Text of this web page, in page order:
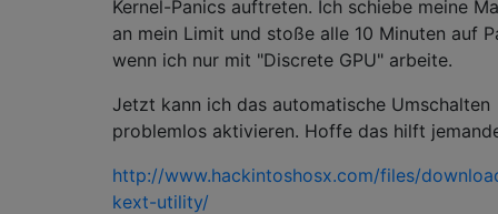
Kernel-Panics auftreten. Ich schiebe meine
an mein Limit und stoße alle 10 Minuten auf
wenn ich nur mit "Discrete GPU" arbeite.
Jetzt kann ich das automatische Umschalten
problemlos aktivieren. Hoffe das hilft
http://www.hackintoshosx.com/files/
kext-utility/